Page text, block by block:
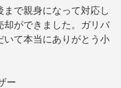
で親身になって対応し
却ができました。ガリバ
いて本当にありがとう小
ー